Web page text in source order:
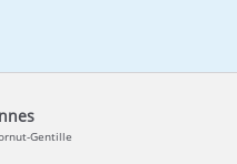
Gentille